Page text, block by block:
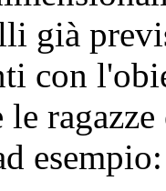
già
con
esempio: